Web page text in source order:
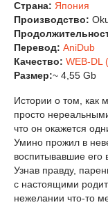
Страна: Япония
Производство:
Перевод: AniDub
Качество: WEB-DL
Размер:~ 4,55 Gb
Истории о том, как
просто
что он окажется
Умино прожил в
воспитывавшие его
Узнав правду,
с настоящими
нежелании что-то